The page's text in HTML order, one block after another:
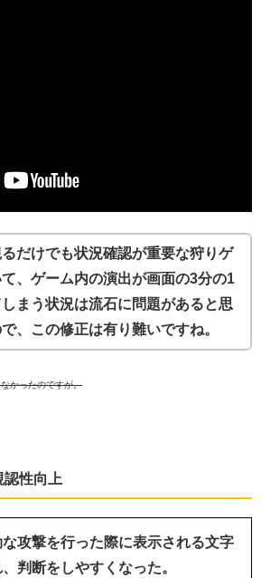
だけでも状況確認が重要な狩りゲ
、ゲーム内の演出が画面の3分の1
まう状況は流石に問題があると思
、この修正は有り難いですね。
かったのですが。
性向上
攻撃を行った際に表示される文字
判断をしやすくなった。